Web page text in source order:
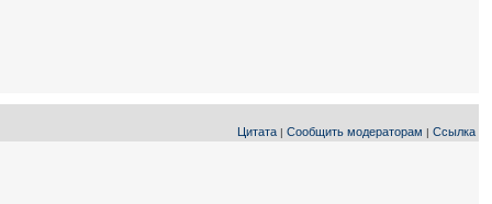
Цитата | Сообщить модераторам | Ссылка